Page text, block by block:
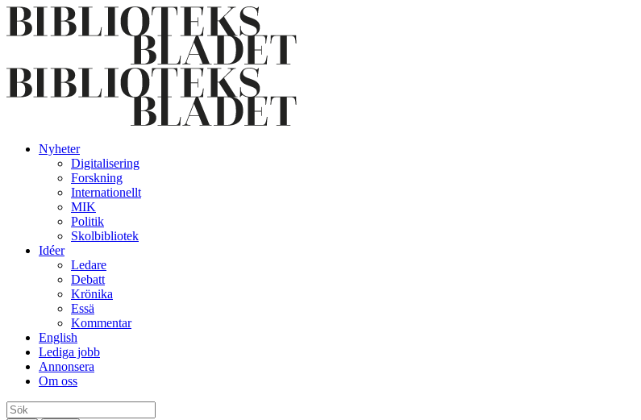
Nyheter
Digitalisering
Forskning
Internationellt
MIK
Politik
Skolbibliotek
Idéer
Ledare
Debatt
Krönika
Essä
Kommentar
English
Lediga jobb
Annonsera
Om oss